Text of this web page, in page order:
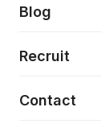
モダナイ
特徴量エ
フロント
Press
News
Event/
Blog
Recruit
Contact